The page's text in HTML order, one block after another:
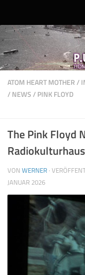
ATOM HEART MOTHER/
/NEWS/PINK FLOYD
The Pink Floyd
Radiokulturhaus
VON WERNER ·
JANUAR 2026